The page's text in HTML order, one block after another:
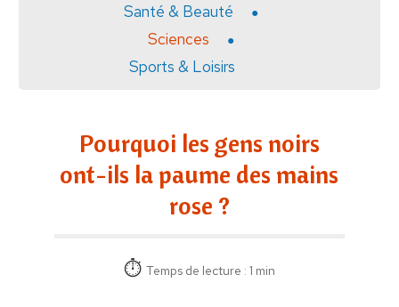
Santé & Beauté
Sciences
Sports & Loisirs
Pourquoi les gens noirs
ont-ils la paume des mains
rose ?
Temps de lecture : 1 min